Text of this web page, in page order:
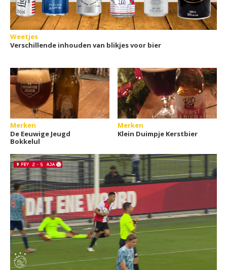
Weetjes
Verschillende inhouden van blikjes voor bier
Merken
De Eeuwige Jeugd
Bokkelul
Merken
Klein Duimpje Kerstbier